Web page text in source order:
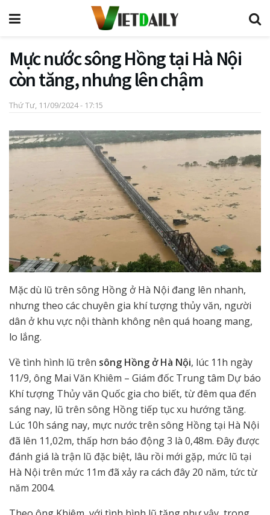
Mực nước sông Hồng tại Hà Nội
còn tăng, nhưng lên chậm
Thứ Tư, 11/09/2024 - 17:15
Mặc dù lũ trên sông Hồng ở Hà Nội đang lên nhanh,
nhưng theo các chuyên gia khí tượng thủy văn, người
dân ở khu vực nội thành không nên quá hoang mang,
lo lắng.
Về tình hình lũ trên sông Hồng ở Hà Nội, lúc 11h ngày
11/9, ông Mai Văn Khiêm – Giám đốc Trung tâm Dự báo
Khí tượng Thủy văn Quốc gia cho biết, từ đêm qua đến
sáng nay, lũ trên sông Hồng tiếp tục xu hướng tăng.
Lúc 10h sáng nay, mực nước trên sông Hồng tại Hà Nội
đã lên 11,02m, thấp hơn báo động 3 là 0,48m. Đây được
đánh giá là trận lũ đặc biệt, lâu rồi mới gặp, mức lũ tại
Hà Nội trên mức 11m đã xảy ra cách đây 20 năm, tức từ
năm 2004.